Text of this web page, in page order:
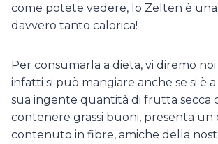
come potete vedere, lo Zelten è
davvero tanto calorica!
Per consumarla a dieta, vi diremo
infatti si può mangiare anche se si è
sua ingente quantità di frutta secca
contenere grassi buoni, presenta un
contenuto in fibre, amiche della